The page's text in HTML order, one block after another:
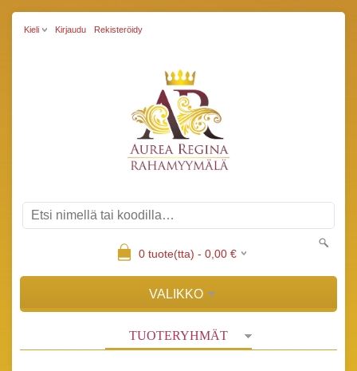
Kieli Kirjaudu Rekisteröidy
0tuote(tta) - 0,00€
VALIKKO
TUOTERYHMÄT